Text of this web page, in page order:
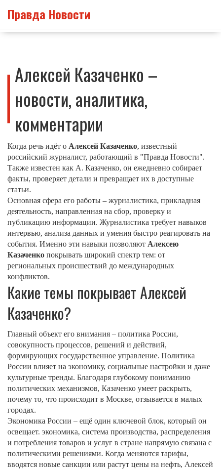
Правда Новости
Алексей Казаченко –
новости, аналитика,
комментарии
Когда речь идёт о Алексей Казаченко, известный
российский журналист, работающий в "Правда Новости".
Также известен как А. Казаченко, он ежедневно собирает
факты, проверяет детали и превращает их в доступные
статьи.
Основная сфера его работы – журналистика, прикладная
деятельность, направленная на сбор, проверку и
публикацию информации. Журналистика требует навыков
интервью, анализа данных и умения быстро реагировать на
события. Именно эти навыки позволяют Алексею
Казаченко покрывать широкий спектр тем: от
региональных происшествий до международных
конфликтов.
Какие темы покрывает Алексей
Казаченко?
Главный объект его внимания – политика России,
совокупность процессов, решений и действий,
формирующих государственное управление. Политика
России влияет на экономику, социальные настройки и даже
культурные тренды. Благодаря глубокому пониманию
политических механизмов, Казаченко умеет раскрыть,
почему то, что происходит в Москве, отзывается в малых
городах.
Экономика России – ещё один ключевой блок, который он
освещает. экономика, система производства, распределения
и потребления товаров и услуг в стране напрямую связана с
политическими решениями. Когда меняются тарифы,
вводятся новые санкции или растут цены на нефть, Алексей